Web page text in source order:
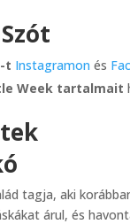
t Instagramon és
Week tartalmait
tagja, aki
árul, és